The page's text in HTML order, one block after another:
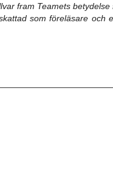
fram Teamets betydelse
som föreläsare och